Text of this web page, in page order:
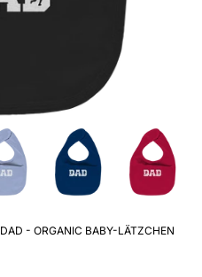
DAD - ORGANIC BABY-LÄTZCHEN